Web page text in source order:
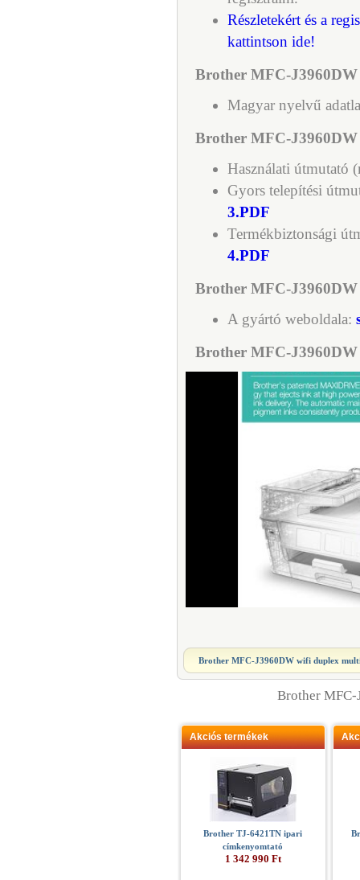
Részletekért és a
kattintson ide!
Brother MFC-
Magyar nyelvű
Brother MFC-
Használati útmutató
Gyors telepítési
3.PDF
Termékbiztonsági
4.PDF
Brother MFC-
A gyártó weboldala:
Brother MFC-
Brother MFC-J3960DW wifi duplex
Brother
Akciós termékek
Brother TJ-6421TN ipari
címkenyomtató
1 342 990 Ft